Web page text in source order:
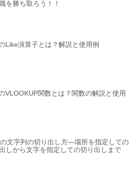
を勝ち取ろう！！
Like演算子とは？解説と使用例
VLOOKUP関数とは？関数の解説と使用
文字列の切り出し方―場所を指定しての
しから文字を指定しての切り出しまで